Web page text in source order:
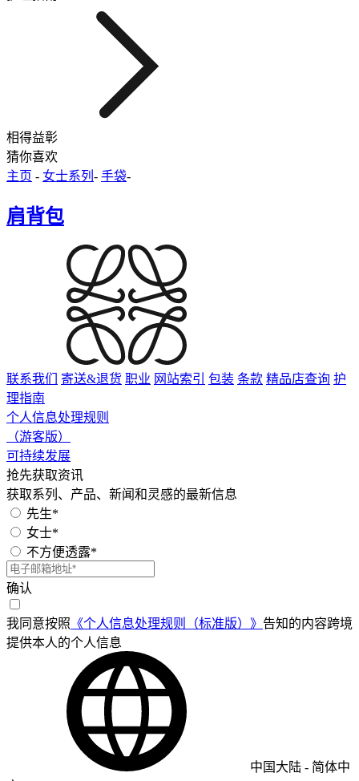
相得益彰
猜你喜欢
主页 - 女士系列 - 手袋-
肩背包
联系我们 寄送&退货 职业 网站索引 包装 条款 精品店查询 护
理指南
个人信息处理规则
（游客版）
可持续发展
抢先获取资讯
获取系列、产品、新闻和灵感的最新信息
先生*
女士*
不方便透露*
确认
我同意按照 《个人信息处理规则（标准版）》 告知的内容跨境
提供本人的个人信息
中国大陆 - 简体中